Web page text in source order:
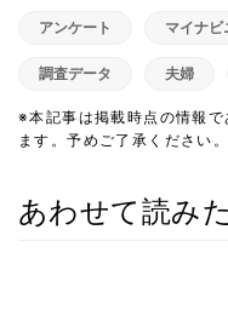
アンケート マイナビ
調査データ 夫婦
※本記事は掲載時点の情報
ます。予めご了承ください。
あわせて読み